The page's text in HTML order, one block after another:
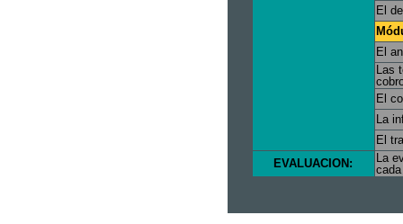
El
El
Las
El
La
El
EVALUACION:
La